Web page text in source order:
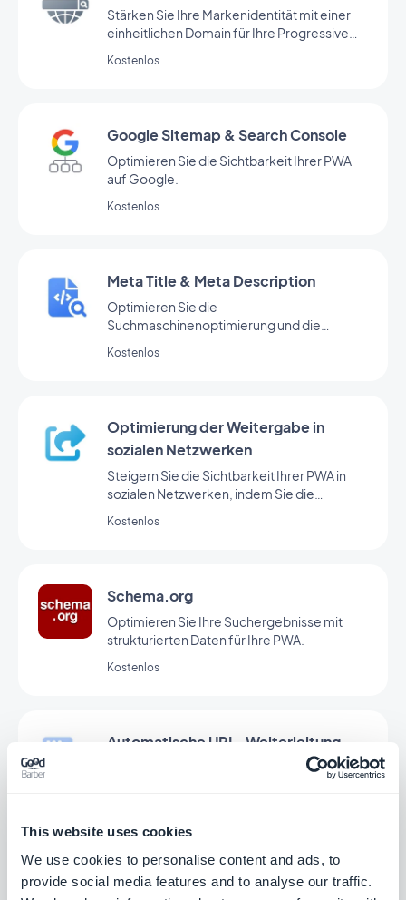
This website uses cookies
We use cookies to personalise content and ads, to
provide social media features and to analyse our traffic.
Stärken Sie Ihre Markenidentität mit einer
einheitlichen Domain für Ihre Progressive
Kostenlos
Google Sitemap & Search Console
Optimieren Sie die Sichtbarkeit Ihrer PWA
auf Google.
Kostenlos
Meta Title & Meta Description
Optimieren Sie die
Suchmaschinenoptimierung und die
Meta-Tags.
Kostenlos
Optimierung der Weitergabe in
sozialen Netzwerken
Steigern Sie die Sichtbarkeit Ihrer PWA in
sozialen Netzwerken, indem Sie die
Kostenlos
Schema.org
Optimieren Sie Ihre Suchergebnisse mit
strukturierten Daten für Ihre PWA.
Kostenlos
Automatische URL-Weiterleitung
Halten Sie Ihre Links stets aktiv und
Custom URL